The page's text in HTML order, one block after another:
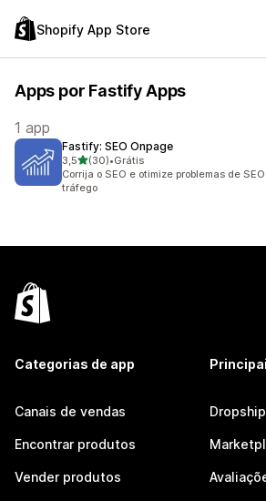
Shopify App Store
Apps por Fastify Apps
1 app
Fastify: SEO Onpage
3,5de 5 estrelas
(30)
30 avaliações ao todo
•Grátis
Corrija o SEO e otimize problemas de
tráfego
Categorias de app
Canais de vendas
Encontrar produtos
Vender produtos